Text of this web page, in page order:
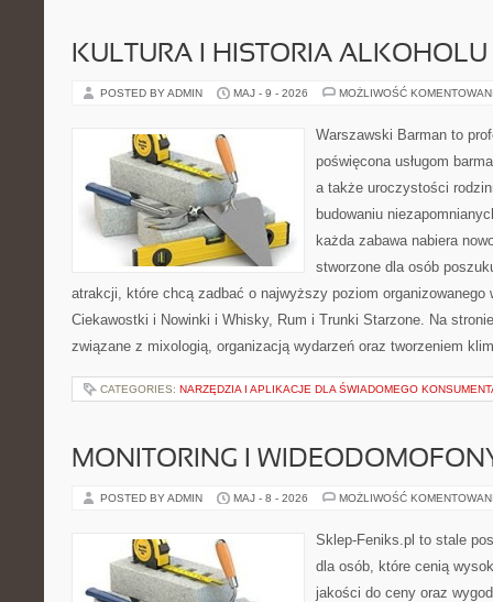
KULTURA I HISTORIA ALKOHOLU
POSTED BY ADMIN MAJ - 9 - 2026 MOŻLIWOŚĆ
Warszawski Barman to
poświęcona usługom
a także uroczystości
budowaniu
każda zabawa nabiera
stworzone dla osób
atrakcji, które chcą zadbać o najwyższy poziom organizowanego
Ciekawostki i Nowinki i Whisky, Rum i Trunki Starzone. Na
związane z mixologią, organizacją wydarzeń oraz tworzeniem
CATEGORIES: NARZĘDZIA I APLIKACJE DLA ŚWIADOMEGO
MONITORING I
POSTED BY ADMIN MAJ - 8 - 2026 MOŻLIWOŚĆ
Sklep-Feniks.pl to stale
dla osób, które cenią
jakości do ceny oraz